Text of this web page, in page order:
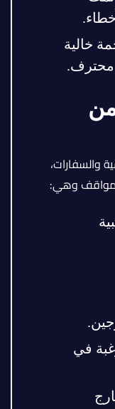
خالية
محترف.
والسفارات،
مواقف وهي:
في